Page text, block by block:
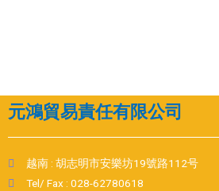
元鴻貿易責任有限公司
越南 : 胡志明市安樂坊19號路112号
Tel/ Fax : 028-62780618